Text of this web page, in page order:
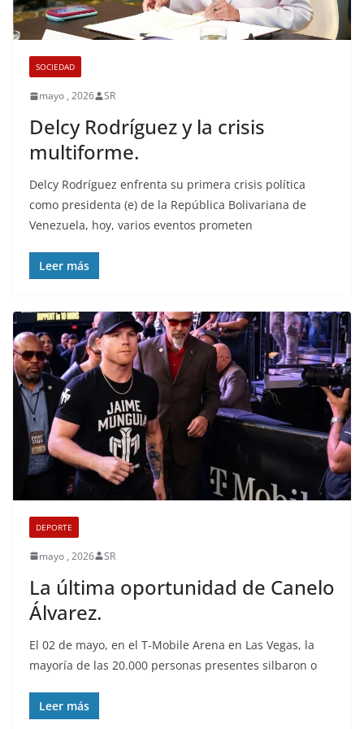
SOCIEDAD
mayo , 2026 SR
Delcy Rodríguez y la crisis
multiforme.
Delcy Rodríguez enfrenta su primera crisis política
como presidenta (e) de la República Bolivariana de
Venezuela, hoy, varios eventos prometen
Leer más
DEPORTE
mayo , 2026 SR
La última oportunidad de Canelo
Álvarez.
El 02 de mayo, en el T-Mobile Arena en Las Vegas, la
mayoría de las 20.000 personas presentes silbaron o
Leer más